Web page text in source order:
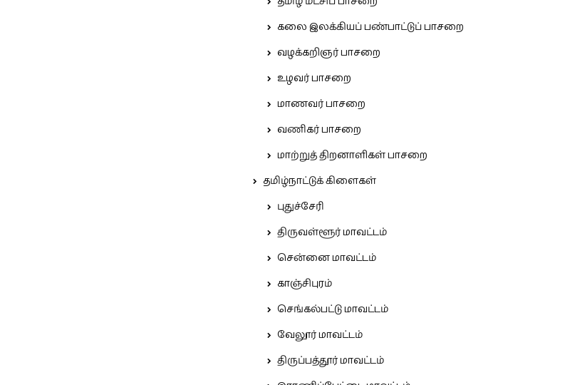
கலை இலக்கியப் பண்பாட்டுப் பாசறை
வழக்கறிஞர் பாசறை
உழவர் பாசறை
மாணவர் பாசறை
வணிகர் பாசறை
மாற்றுத் திறனாளிகள் பாசறை
தமிழ்நாட்டுக் கிளைகள்
புதுச்சேரி
திருவள்ளூர் மாவட்டம்
சென்னை மாவட்டம்
காஞ்சிபுரம்
செங்கல்பட்டு மாவட்டம்
வேலூர் மாவட்டம்
திருப்பத்தூர் மாவட்டம்